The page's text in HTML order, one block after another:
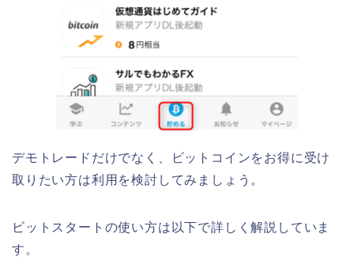
デモトレードだけでなく、ビットコインをお得に受け
取りたい方は利用を検討してみましょう。
ビットスタートの使い方は以下で詳しく解説していま
す。